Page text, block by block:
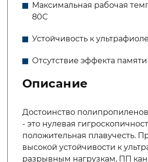
Максимальная рабочая
80С
Устойчивость к
Отсутствие эффекта памяти
Описание
Достоинство
- это нулевая
положительная плавучесть.
высокой устойчивости к
разрывным нагрузкам, ПП